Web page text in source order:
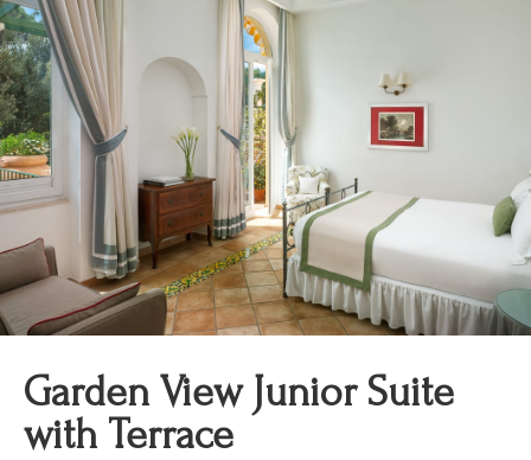
Garden View Junior Suite
with Terrace